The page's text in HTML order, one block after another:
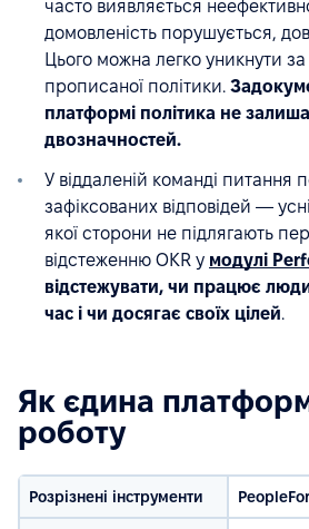
часто виявляється
домовленість порушується,
Цього можна легко уникнути
прописаної політики.
платформі політика не
двозначностей.
У віддаленій команді питання
зафіксованих відповідей —
якої сторони не підлягають
відстеженню OKR у модулі
відстежувати, чи працює
час і чи досягає своїх цілей.
Як єдина
роботу
Розрізнені інструменти